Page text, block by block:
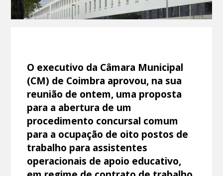
O executivo da Câmara Municipal
(CM) de Coimbra aprovou, na sua
reunião de ontem, uma proposta
para a abertura de um
procedimento concursal comum
para a ocupação de oito postos de
trabalho para assistentes
operacionais de apoio educativo,